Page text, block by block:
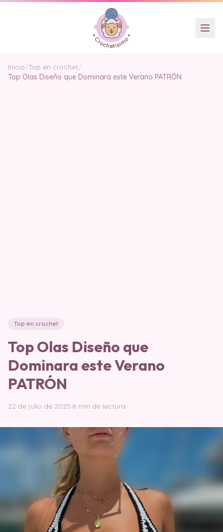
Inicio/Top en crochet/
Top Olas Diseño que Dominara este Verano PATRÓN
Top en crochet
Top Olas Diseño que
Dominara este Verano
PATRÓN
22 de julio de 2025·8 min de lectura